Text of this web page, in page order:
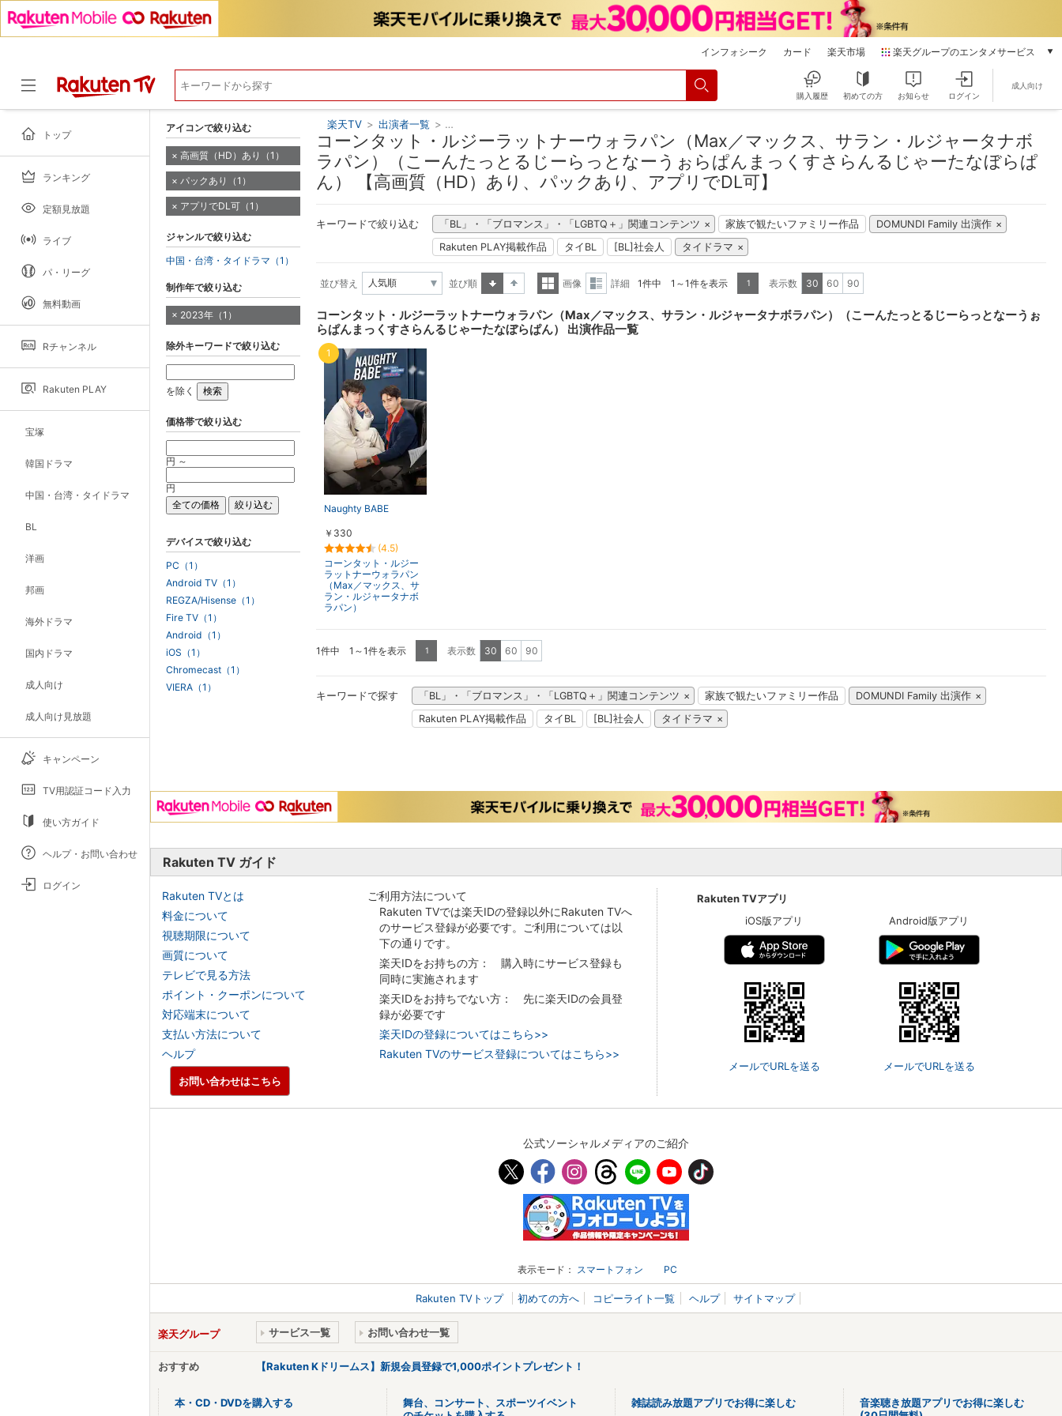
インフォシーク カード 楽天市場 楽天グループのエンタメサービス
本/ゲーム/CD/DVD
電子書籍
楽天Kobo
音楽配信
動画配信
Rチャンネル
購入履歴 初めての方 お知らせ ログイン
成人向け
トップ
ランキング
定額見放題
ライブ
パ・リーグ
無料動画
Rチャンネル
Rakuten PLAY
宝塚
韓国ドラマ
中国・台湾・タイドラマ
BL
洋画
邦画
海外ドラマ
国内ドラマ
成人向け
成人向け見放題
キャンペーン
TV用認証コード入力
使い方ガイド
ヘルプ・お問い合わせ
ログイン
楽天TV > 出演者一覧 > コーンタット・ルジーラットナーウォラパン（Max／マックス、サラン・ルジャータナボラパン）（こーんたっとるじーらっとなー
コーンタット・ルジーラットナーウォラパン（Max／マックス、サラン・ルジャータナボ
ラパン）（こーんたっとるじーらっとなーうぉらぱんまっくすさらんるじゃーたなぼらぱ
ん） 【高画質（HD）あり、パックあり、アプリでDL可】
キーワードで絞り込む 「BL」・「ブロマンス」・「LGBTQ＋」関連コンテンツ 家族で観たいファミリー作品
DOMUNDI Family 出演作
Rakuten PLAY掲載作品
タイBL [BL]社会人 タイドラマ
並び替え
並び順
表示
画像
表示
詳細 1件中 1～1件を表示 1 表示数 30 60 90
コーンタット・ルジーラットナーウォラパン（Max／マックス、サラン・ルジャータナボラパン）（こーんたっとるじーらっとなーうぉ
らぱんまっくすさらんるじゃーたなぼらぱん） 出演作品一覧
Naughty BABE
￥330
(4.5)
コーンタット・ルジー
ラットナーウォラパン
（Max／マックス、サ
ラン・ルジャータナボ
ラパン）
1
1件中 1～1件を表示 1 表示数 30 60 90
キーワードで探す 「BL」・「ブロマンス」・「LGBTQ＋」関連コンテンツ 家族で観たいファミリー作品
DOMUNDI Family 出演作
Rakuten PLAY掲載作品
タイBL [BL]社会人 タイドラマ
アイコンで絞り込む
高画質（HD）あり（1）
パックあり（1）
アプリでDL可（1）
ジャンルで絞り込む
中国・台湾・タイドラマ（1）
制作年で絞り込む
2023年（1）
除外キーワードで絞り込む
を除く
価格帯で絞り込む
円 ～
円
デバイスで絞り込む
PC（1）
Android TV（1）
REGZA/Hisense（1）
Fire TV（1）
Android（1）
iOS（1）
Chromecast（1）
VIERA（1）
Rakuten TV ガイド
Rakuten TVとは
料金について
視聴期限について
画質について
テレビで見る方法
ポイント・クーポンについて
対応端末について
支払い方法について
ヘルプ
ご利用方法について
Rakuten TVでは楽天IDの登録以外にRakuten TVへ
のサービス登録が必要です。ご利用については以
下の通りです。
楽天IDをお持ちの方： 購入時にサービス登録も
同時に実施されます
楽天IDをお持ちでない方： 先に楽天IDの会員登
録が必要です
楽天IDの登録についてはこちら>>
Rakuten TVのサービス登録についてはこちら>>
Rakuten TVアプリ
iOS版アプリ
メールでURLを送る
Android版アプリ
メールでURLを送る
お問い合わせはこちら
公式ソーシャルメディアのご紹介
表示モード： スマートフォン PC
Rakuten TVトップ 初めての方へ コピーライト一覧 ヘルプ サイトマップ
楽天グループ サービス一覧 お問い合わせ一覧
おすすめ 【Rakuten Kドリームス】新規会員登録で1,000ポイントプレゼント！
本・CD・DVDを購入する
舞台、コンサート、スポーツイベント
雑誌読み放題アプリでお得に楽しむ
音楽聴き放題アプリでお得に楽しむ